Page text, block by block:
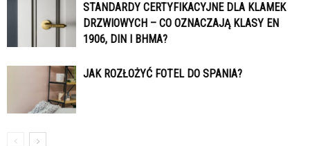
STANDARDY CERTYFIKACYJNE DLA KLAMEK
DRZWIOWYCH – CO OZNACZAJĄ KLASY EN
1906, DIN I BHMA?
JAK ROZŁOŻYĆ FOTEL DO SPANIA?